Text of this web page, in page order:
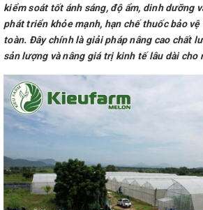
kiểm soát tốt ánh sáng, độ ẩm, dinh dưỡng
phát triển khỏe mạnh, hạn chế thuốc bảo vệ
toàn. Đây chính là giải pháp nâng cao chất
sản lượng và nâng giá trị kinh tế lâu dài cho